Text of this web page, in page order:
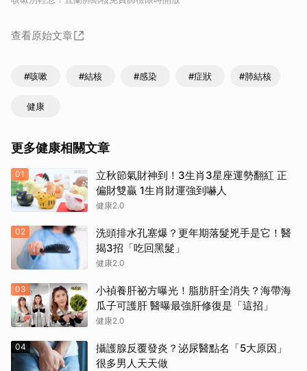
查看原始文章
#咳嗽 #結核 #感染 #症狀 #肺結核
健康
更多健康相關文章
01
立秋節氣財神到！3生肖3星座運勢翻紅 正
偏財雙贏 1生肖財運強到嚇人
健康2.0
02
洗頭排水孔塞爆？更年期落髮兇手是它！醫
揭3招「吃回黑髮」
健康2.0
03
小禎養肝祕方曝光！脂肪肝全消失？海帶海
瓜子可護肝 醫曝最強肝修復是「這招」
健康2.0
04
攝護腺反覆發炎？泌尿醫點名「5大原因」
很多男人天天做